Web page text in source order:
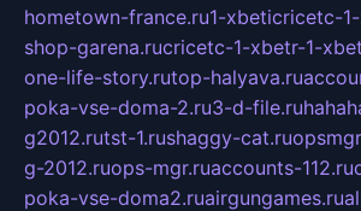
hometown-france.ru1-xbeticricetc-
shop-garena.rucricetc-1-xbetr-1-
one-life-story.rutop-halyava.ru
poka-vse-doma-2.ru3-d-file.ru
g2012.rutst-1.rushaggy-cat.ru
g-2012.ruops-mgr.ruaccounts-112.ru
poka-vse-doma2.ruairgungames.ru